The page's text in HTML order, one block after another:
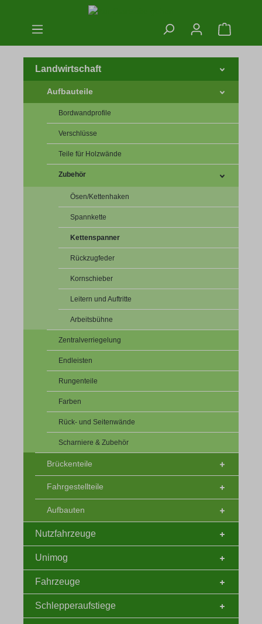
Zum Hauptinhalt springen
Landwirtschaft
Aufbauteile
Bordwandprofile
Verschlüsse
Teile für Holzwände
Zubehör
Ösen/Kettenhaken
Spannkette
Kettenspanner
Rückzugfeder
Kornschieber
Leitern und Auftritte
Arbeitsbühne
Zentralverriegelung
Endleisten
Rungenteile
Farben
Rück- und Seitenwände
Scharniere & Zubehör
Brückenteile
Fahrgestellteile
Aufbauten
Nutzfahrzeuge
Unimog
Fahrzeuge
Schlepperaufstiege